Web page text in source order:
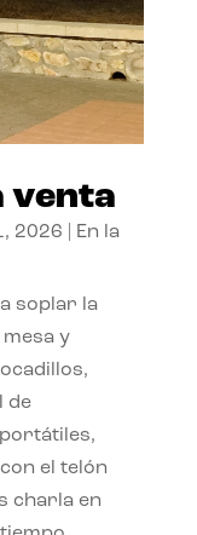
venta
2026
En la
soplar la
y
de
el telón
charla en